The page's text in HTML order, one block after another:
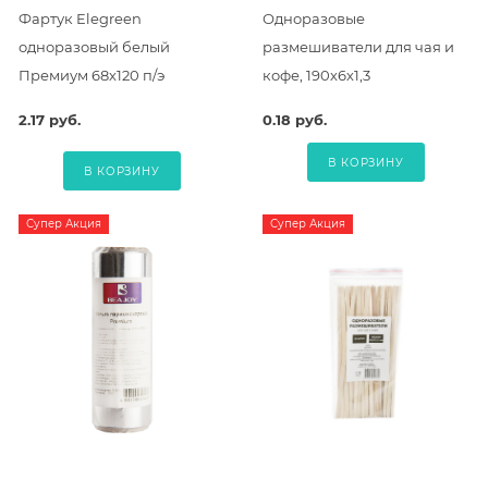
Фартук Elegreen
одноразовый белый
Премиум 68х120 п/э
2.17 руб.
В КОРЗИНУ
Одноразовые
размешиватели для чая и
кофе, 190х6х1,3
0.18 руб.
В КОРЗИНУ
Супер Акция Супер Акция